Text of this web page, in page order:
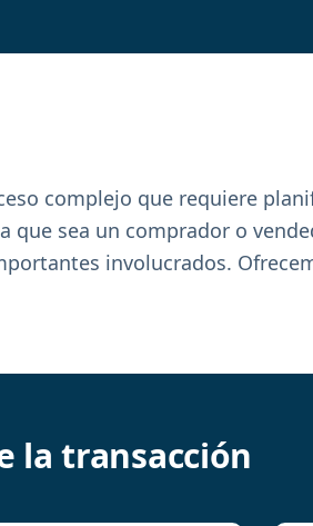
complejo que requiere
que sea un comprador o
involucrados.
la transacción